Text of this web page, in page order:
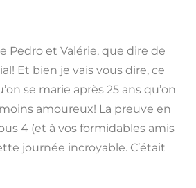
Pedro et Valérie, que dire de
Et bien je vais vous dire, ce
se marie après 25 ans qu’on
amoureux! La preuve en
4 (et à vos formidables amis
journée incroyable. C’était